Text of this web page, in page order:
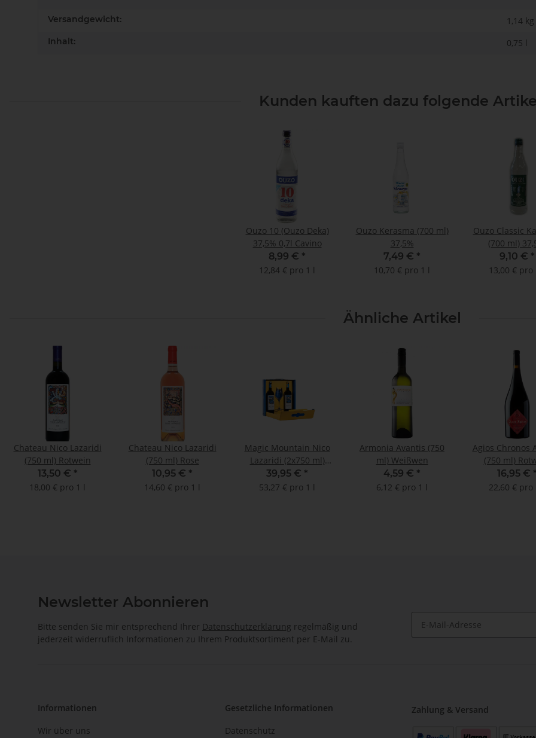
Versandgewicht: 1,14 kg
Inhalt: 0,75 l
Kunden kauften dazu folgende
Ouzo 10 (Ouzo Deka)
37,5% 0,7l Cavino
8,99 € *
12,84 € pro 1 l
Ouzo Kerasma (700 ml)
37,5%
7,49 € *
10,70 € pro 1 l
Ouzo Classic
(700 ml)
9,10 € *
13,00 € pro
Ähnliche Artikel
Chateau Nico Lazaridi
(750 ml) Rotwein
13,50 € *
18,00 € pro 1 l
Chateau Nico Lazaridi
(750 ml) Rose
10,95 € *
14,60 € pro 1 l
Magic Mountain Nico
Lazaridi (2x750 ml)
Weißwein Geschenkbox
39,95 € *
53,27 € pro 1 l
Armonia Avantis (750
ml) Weißwen
4,59 € *
6,12 € pro 1 l
Agios Chronos
(750 ml)
16,95 €
22,60 € pro
Newsletter Abonnieren
Bitte senden Sie mir entsprechend Ihrer Datenschutzerklärung regelmäßig und
jederzeit widerruflich Informationen zu Ihrem Produktsortiment per E-Mail zu.
Informationen
Wir über uns
Gesetzliche Informationen
Datenschutz
Zahlung & Versand